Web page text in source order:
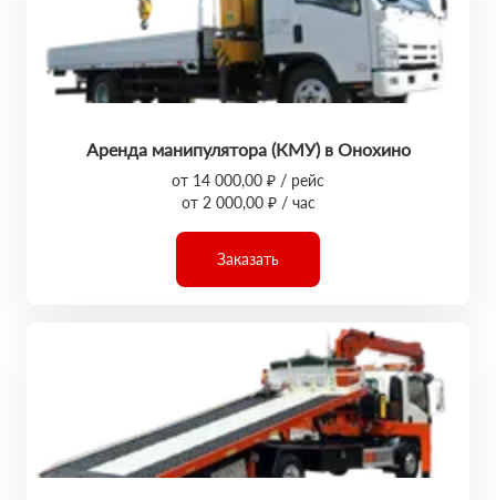
Аренда манипулятора (КМУ) в Онохино
от 14 000,00 ₽ / рейс
от 2 000,00 ₽ / час
Заказать